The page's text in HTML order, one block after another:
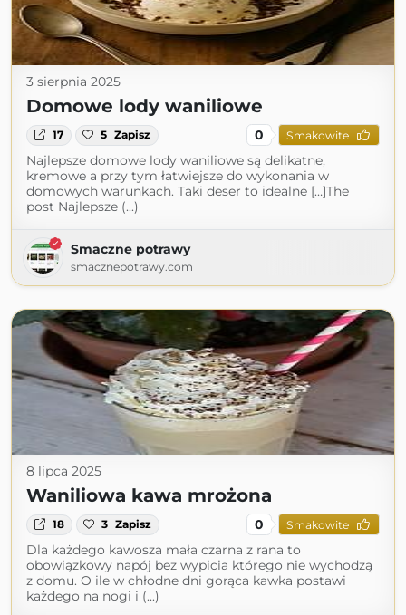
3 sierpnia 2025
Domowe lody waniliowe
17 5 Zapisz 0 Smakowite
Najlepsze domowe lody waniliowe są delikatne,
kremowe a przy tym łatwiejsze do wykonania w
domowych warunkach. Taki deser to idealne […]The
post Najlepsze (...)
Smaczne potrawy
smacznepotrawy.com
8 lipca 2025
Waniliowa kawa mrożona
18 3 Zapisz 0 Smakowite
Dla każdego kawosza mała czarna z rana to
obowiązkowy napój bez wypicia którego nie wychodzą
z domu. O ile w chłodne dni gorąca kawka postawi
każdego na nogi i (...)